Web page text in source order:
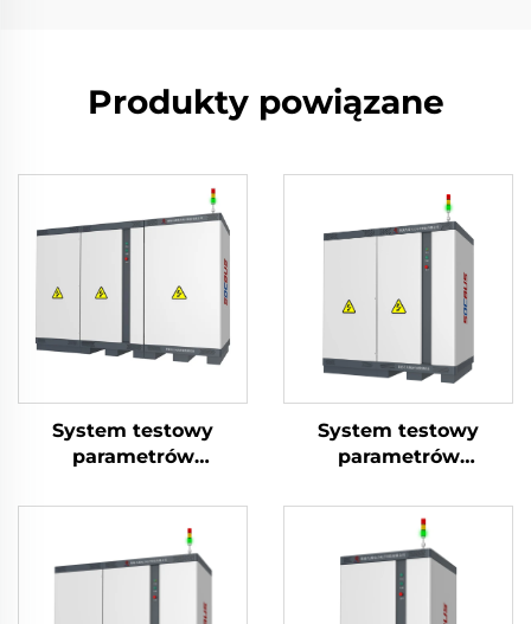
Produkty powiązane
System testowy
parametrów
akumulatorów
litowych (1000V)
System testowy
parametrów
akumulatorów
litowych (750V)